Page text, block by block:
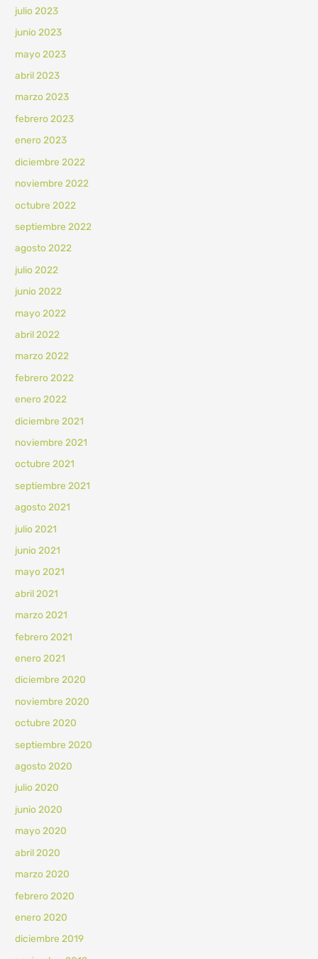
julio 2023
junio 2023
mayo 2023
abril 2023
marzo 2023
febrero 2023
enero 2023
diciembre 2022
noviembre 2022
octubre 2022
septiembre 2022
agosto 2022
julio 2022
junio 2022
mayo 2022
abril 2022
marzo 2022
febrero 2022
enero 2022
diciembre 2021
noviembre 2021
octubre 2021
septiembre 2021
agosto 2021
julio 2021
junio 2021
mayo 2021
abril 2021
marzo 2021
febrero 2021
enero 2021
diciembre 2020
noviembre 2020
octubre 2020
septiembre 2020
agosto 2020
julio 2020
junio 2020
mayo 2020
abril 2020
marzo 2020
febrero 2020
enero 2020
diciembre 2019